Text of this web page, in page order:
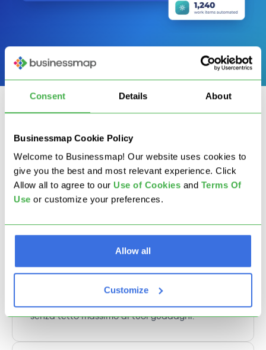
Consent Details About
Businessmap Cookie Policy
Welcome to Businessmap! Our website uses cookies to
give you the best and most relevant experience. Click
Allow all to agree to our Use of Cookies and Terms Of
Use or customize your preferences.
Allow all
Customize
Cosa ottieni come
partner
Guadagni senza limiti
senza tetto massimo ai tuoi guadagni.